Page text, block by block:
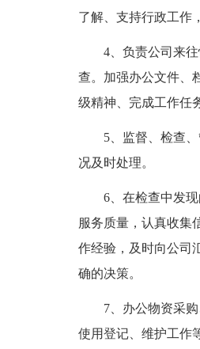
了解、支持行政工作
4、负责公司来
查。加强办公文件、
级精神、完成工作任
5、监督、检查
况及时处理。
6、在检查中发
服务质量，认真收集
作经验，及时向公司
确的决策。
7、办公物资采
使用登记、维护工作